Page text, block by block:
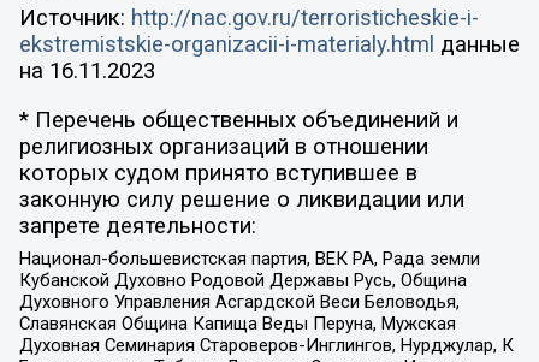
Источник: http://nac.gov.ru/terroristicheskie-i-
ekstremistskie-organizacii-i-materialy.html данные
на 16.11.2023
* Перечень общественных объединений и
религиозных организаций в отношении
которых судом принято вступившее в
законную силу решение о ликвидации или
запрете деятельности:
Национал-большевистская партия, ВЕК РА, Рада земли
Кубанской Духовно Родовой Державы Русь, Община
Духовного Управления Асгардской Веси Беловодья,
Славянская Община Капища Веды Перуна, Мужская
Духовная Семинария Староверов-Инглингов, Нурджулар, К